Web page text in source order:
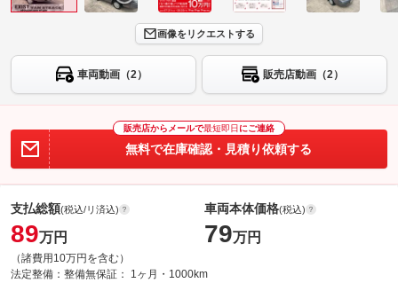
画像をリクエストする
車両動画（2） 販売店動画（2）
販売店からメールで最短即日 にご連絡
無料で在庫確認・見積り依頼する
支払総額(税込/リ済込)
89万円
（諸費用10万円を含む）
車両本体価格(税込)
79万円
法定整備： 整備無保証： 1ヶ月・1000km